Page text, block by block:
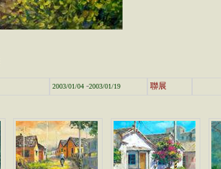
2003/01/04 -2003/01/19 聯展